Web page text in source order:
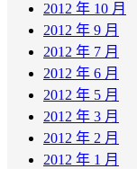
2012 年 10 月
2012 年 9 月
2012 年 7 月
2012 年 6 月
2012 年 5 月
2012 年 3 月
2012 年 2 月
2012 年 1 月